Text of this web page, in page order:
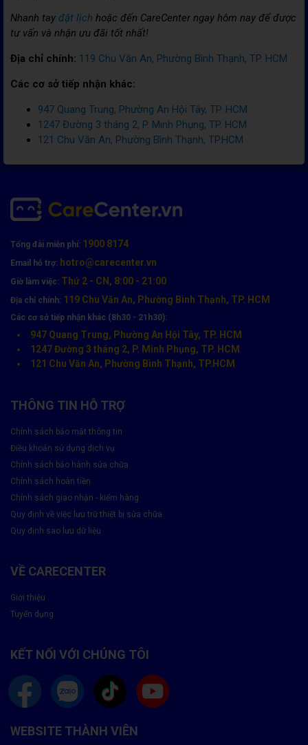
Nhanh tay đặt lịch hoặc đến CareCenter ngay hôm nay để được
tư vấn và nhận ưu đãi tốt nhất!
Địa chỉ chính: 119 Chu Văn An, Phường Bình Thạnh, TP. HCM
Các cơ sở tiếp nhận khác:
947 Quang Trung, Phường An Hội Tây, TP. HCM
1247 Đường 3 tháng 2, P. Minh Phụng, TP. HCM
121 Chu Văn An, Phường Bình Thạnh, TP.HCM
Tổng đài miễn phí: 1900 8174
Email hỗ trợ: hotro@carecenter.vn
Giờ làm việc: Thứ 2 - CN, 8:00 - 21:00
Địa chỉ chính: 119 Chu Văn An, Phường Bình Thạnh, TP. HCM
Các cơ sở tiếp nhận khác (8h30 - 21h30):
947 Quang Trung, Phường An Hội Tây, TP. HCM
1247 Đường 3 tháng 2, P. Minh Phụng, TP. HCM
121 Chu Văn An, Phường Bình Thạnh, TP.HCM
THÔNG TIN HỖ TRỢ
Chính sách bảo mật thông tin
Điều khoản sử dụng dịch vụ
Chính sách bảo hành sửa chữa
Chính sách hoàn tiền
Chính sách giao nhận - kiểm hàng
Quy định về việc lưu trữ thiết bị sửa chữa
Quy định sao lưu dữ liệu
VỀ CARECENTER
Giới thiệu
Tuyển dụng
KẾT NỐI VỚI CHÚNG TÔI
WEBSITE THÀNH VIÊN